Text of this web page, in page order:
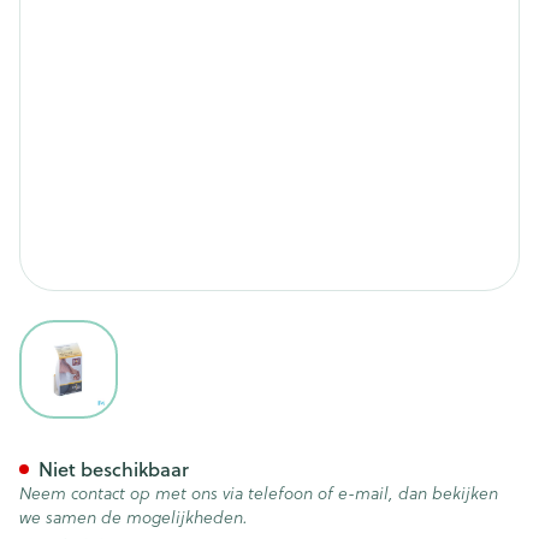
View larger image
Niet beschikbaar
Neem contact op met ons via telefoon of e-mail, dan bekijken
we samen de mogelijkheden.